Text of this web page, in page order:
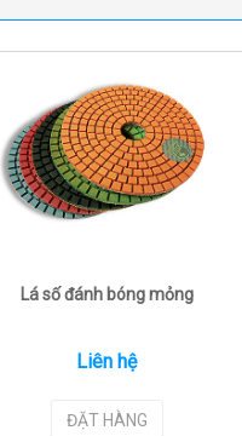
Lá số đánh bóng mỏng
Liên hệ
ĐẶT HÀNG